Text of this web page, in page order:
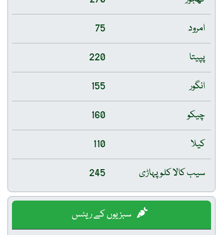
امرود
75
پپیتا
220
انگور
155
چیکو
160
کیلا
110
سیب کالا کلو پہاڑی
245
سبزیوں کے ریٹس